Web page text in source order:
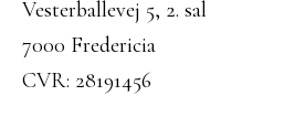
Vesterballevej 5, 2. sal
7000 Fredericia
CVR: 28191456